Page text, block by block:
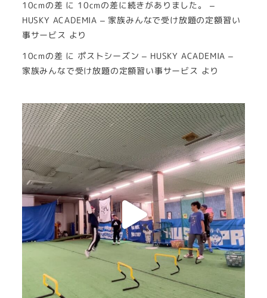
10cmの差 に 10cmの差に続きがありました。 –
HUSKY ACADEMIA – 家族みんなで受け放題の定額習い
事サービス より
10cmの差 に ポストシーズン – HUSKY ACADEMIA –
家族みんなで受け放題の定額習い事サービス より